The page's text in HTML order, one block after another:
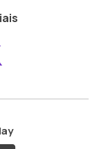
ao ao